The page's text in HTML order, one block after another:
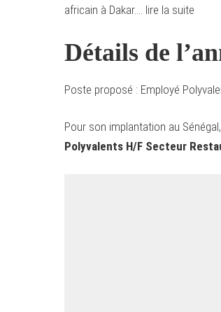
africain à Dakar…. lire la suite
Détails de
Poste proposé : Employé
Pour son implantation au
Polyvalents H/F Secteur